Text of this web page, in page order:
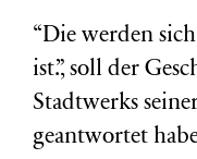
“Die werden
ist.”, soll der
Stadtwerks
geantwortet